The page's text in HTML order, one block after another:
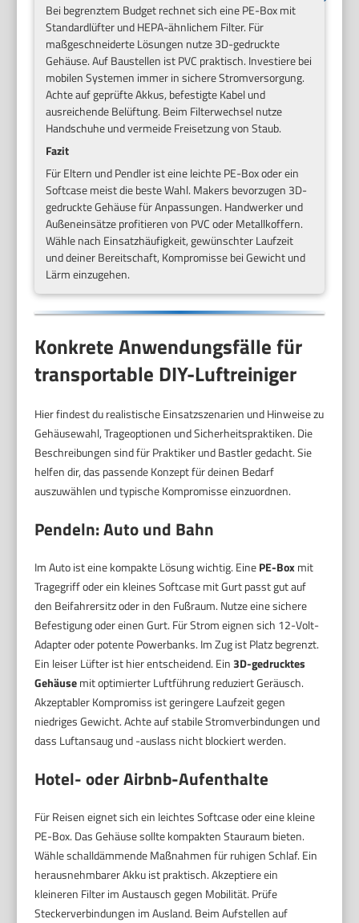
Bei begrenztem Budget rechnet sich eine PE-Box mit
Standardlüfter und HEPA-ähnlichem Filter. Für
maßgeschneiderte Lösungen nutze 3D-gedruckte
Gehäuse. Auf Baustellen ist PVC praktisch. Investiere bei
mobilen Systemen immer in sichere Stromversorgung.
Achte auf geprüfte Akkus, befestigte Kabel und
ausreichende Belüftung. Beim Filterwechsel nutze
Handschuhe und vermeide Freisetzung von Staub.
Fazit
Für Eltern und Pendler ist eine leichte PE-Box oder ein
Softcase meist die beste Wahl. Makers bevorzugen 3D-
gedruckte Gehäuse für Anpassungen. Handwerker und
Außeneinsätze profitieren von PVC oder Metallkoffern.
Wähle nach Einsatzhäufigkeit, gewünschter Laufzeit
und deiner Bereitschaft, Kompromisse bei Gewicht und
Lärm einzugehen.
Konkrete Anwendungsfälle für
transportable DIY-Luftreiniger
Hier findest du realistische Einsatzszenarien und Hinweise zu
Gehäusewahl, Trageoptionen und Sicherheitspraktiken. Die
Beschreibungen sind für Praktiker und Bastler gedacht. Sie
helfen dir, das passende Konzept für deinen Bedarf
auszuwählen und typische Kompromisse einzuordnen.
Pendeln: Auto und Bahn
Im Auto ist eine kompakte Lösung wichtig. EinePE-Boxmit
Tragegriff oder ein kleines Softcase mit Gurt passt gut auf
den Beifahrersitz oder in den Fußraum. Nutze eine sichere
Befestigung oder einen Gurt. Für Strom eignen sich 12-Volt-
Adapter oder potente Powerbanks. Im Zug ist Platz begrenzt.
Ein leiser Lüfter ist hier entscheidend. Ein3D-gedrucktes
Gehäusemit optimierter Luftführung reduziert Geräusch.
Akzeptabler Kompromiss ist geringere Laufzeit gegen
niedriges Gewicht. Achte auf stabile Stromverbindungen und
dass Luftansaug und -auslass nicht blockiert werden.
Hotel- oder Airbnb-Aufenthalte
Für Reisen eignet sich ein leichtes Softcase oder eine kleine
PE-Box. Das Gehäuse sollte kompakten Stauraum bieten.
Wähle schalldämmende Maßnahmen für ruhigen Schlaf. Ein
herausnehmbarer Akku ist praktisch. Akzeptiere ein
kleineren Filter im Austausch gegen Mobilität. Prüfe
Steckerverbindungen im Ausland. Beim Aufstellen auf